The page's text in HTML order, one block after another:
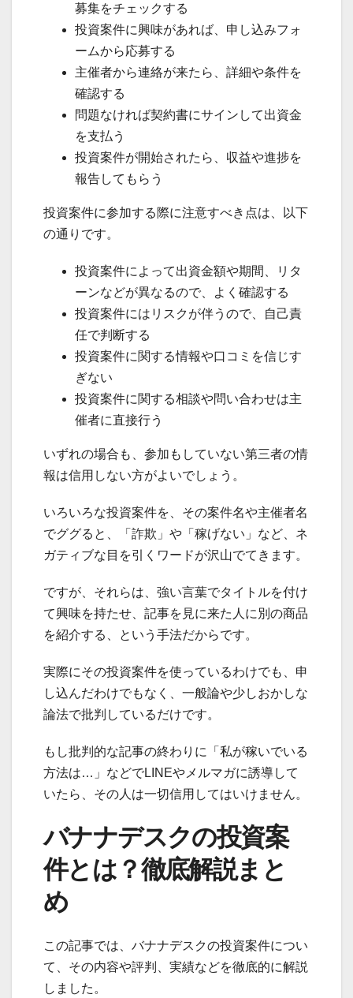
募集をチェックする
投資案件に興味があれば、申し込みフォ
ームから応募する
主催者から連絡が来たら、詳細や条件を
確認する
問題なければ契約書にサインして出資金
を支払う
投資案件が開始されたら、収益や進捗を
報告してもらう
投資案件に参加する際に注意すべき点は、以下
の通りです。
投資案件によって出資金額や期間、リタ
ーンなどが異なるので、よく確認する
投資案件にはリスクが伴うので、自己責
任で判断する
投資案件に関する情報や口コミを信じす
ぎない
投資案件に関する相談や問い合わせは主
催者に直接行う
いずれの場合も、参加もしていない第三者の情
報は信用しない方がよいでしょう。
いろいろな投資案件を、その案件名や主催者名
でググると、「詐欺」や「稼げない」など、ネ
ガティブな目を引くワードが沢山でてきます。
ですが、それらは、強い言葉でタイトルを付け
て興味を持たせ、記事を見に来た人に別の商品
を紹介する、という手法だからです。
実際にその投資案件を使っているわけでも、申
し込んだわけでもなく、一般論や少しおかしな
論法で批判しているだけです。
もし批判的な記事の終わりに「私が稼いでいる
方法は…」などでLINEやメルマガに誘導して
いたら、その人は一切信用してはいけません。
バナナデスクの投資案
件とは？徹底解説まと
め
この記事では、バナナデスクの投資案件につい
て、その内容や評判、実績などを徹底的に解説
しました。